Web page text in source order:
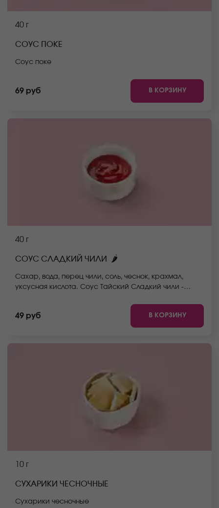
40 г
СОУС ПОКЕ
Соус поке
69 руб В КОРЗИНУ
40 г
СОУС СЛАДКИЙ ЧИЛИ 🌶
Сахар, вода, перец чили, соль, чеснок, крахмал,
уксусная кислота. Соус Тайский Сладкий чили -
измельчённым перцем. Вкус сладко-острый. Отлично
подходит к роллам и горячим закускам
49 руб В КОРЗИНУ
10 г
СУХАРИКИ ЧЕСНОЧНЫЕ
Сухарики чесночные